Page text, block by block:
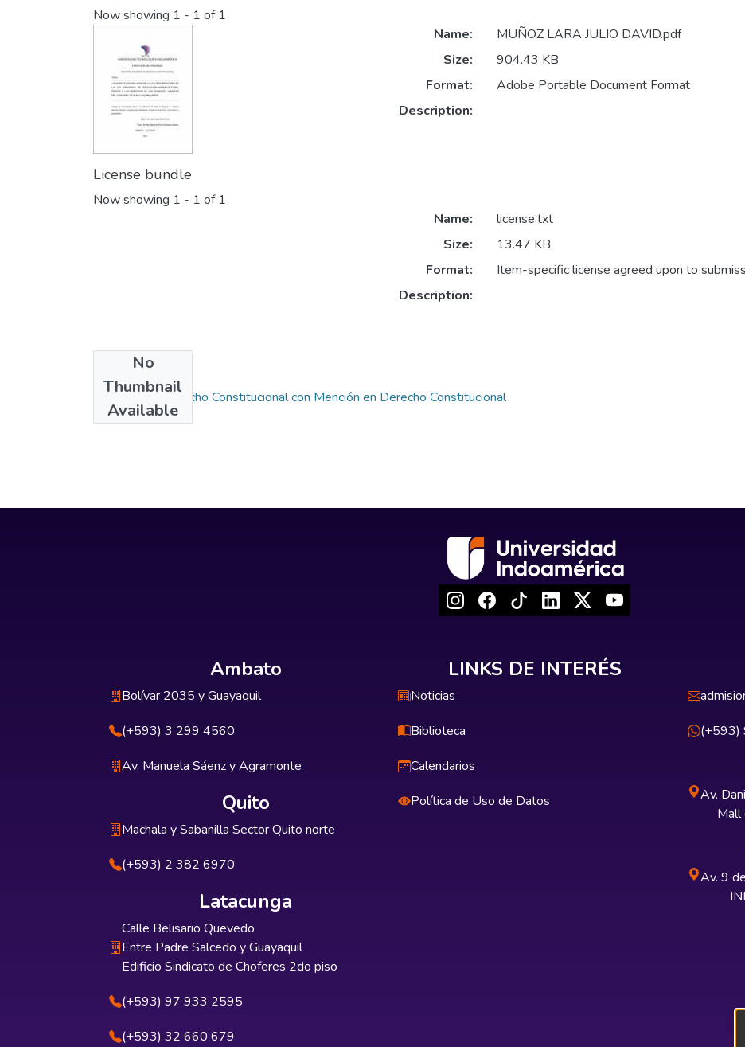
Now showing 1 - 1 of 1
Name:
MUÑOZ LARA JULIO DAVID.pdf
Size:
904.43 KB
Format:
Adobe Portable Document Format
Description:
License bundle
Now showing 1 - 1 of 1
No
Thumbnail
Available
Name:
license.txt
Size:
13.47 KB
Format:
Item-specific license agreed upon to
Description:
Collections
Maestría en Derecho Constitucional con Mención en Derecho Constitucional
Ambato
Bolívar 2035 y Guayaquil
(+593) 3 299 4560
Av. Manuela Sáenz y Agramonte
Quito
Machala y Sabanilla Sector Quito norte
(+593) 2 382 6970
Latacunga
Calle Belisario Quevedo
Entre Padre Salcedo y Guayaquil
Edificio Sindicato de Choferes 2do piso
(+593) 97 933 2595
(+593) 32 660 679
LINKS DE INTERÉS
Noticias
Biblioteca
Calendarios
Política de Uso de Datos
(+593)
Av.
Mall
Av. 9